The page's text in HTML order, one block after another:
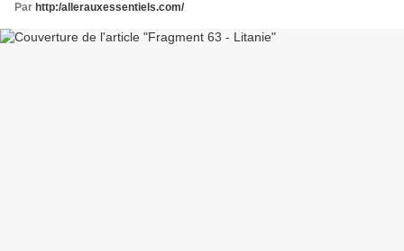
Par http:/allerauxessentiels.com/